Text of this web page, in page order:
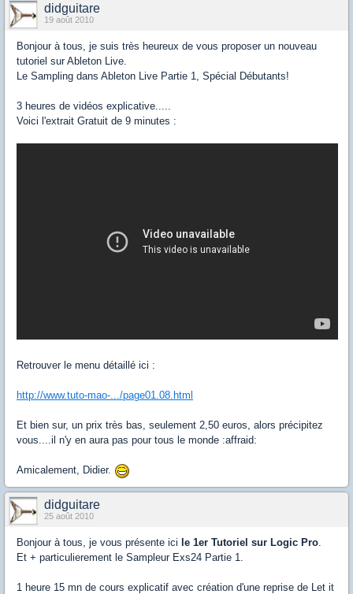
didguitare
19 août 2010
Bonjour à tous, je suis très heureux de vous proposer un nouveau
tutoriel sur Ableton Live.
Le Sampling dans Ableton Live Partie 1, Spécial Débutants!
3 heures de vidéos explicative.....
Voici l'extrait Gratuit de 9 minutes :
Retrouver le menu détaillé ici :
http://www.tuto-mao-.../page01.08.html
Et bien sur, un prix très bas, seulement 2,50 euros, alors précipitez
vous....il n'y en aura pas pour tous le monde :affraid:
Amicalement, Didier.
didguitare
25 août 2010
Bonjour à tous, je vous présente ici le 1er Tutoriel sur Logic Pro
Et + particulierement le Sampleur Exs24 Partie 1.
1 heure 15 mn de cours explicatif avec création d'une reprise de Let it